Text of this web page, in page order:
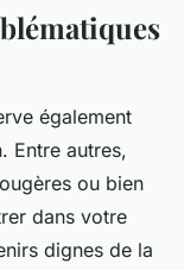
également
Entre autres,
ou bien
dans votre
dignes de la